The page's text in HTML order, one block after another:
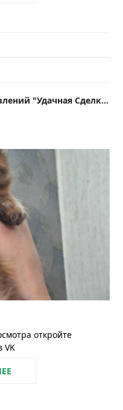
Ровеньки | Доска объявлений "Удачная Cделка!"
откройте
VK